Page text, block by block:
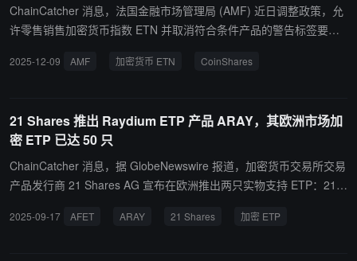
ChainCatcher 消息，法国金融市场管理局 (AMF) 近日调整政策，允
许零售销售加密货币指数 ETN 并取消符合条件产品的警告标签要
行 Nordea 计划于 12 月提供比特币 ETP 的决策形成区域性监管变
美元。欧洲加密货币 ETN 市场今年已记录 25 亿欧元的资金流入，这
些监管调整扩大了潜在市场覆盖范围，包括英国的 1400 万活跃零售
投资者、法国近四分之一持有金融投资的成年人以及北欧地区 900 万
私人客户。
2025-12-09 AMF 加密货币 ETN CoinShares
21 Shares 推出 Raydium ETP 产品 ARAY，其欧洲市场加
密 ETP 已达 50 只
ChainCatcher 消息，据 GlobeNewswire 报道，加密货币交易所交易
产品发行商 21 Shares AG 宣布在欧洲推出两只实物支持 ETP：21 S
Raydium ETP (ARAY)。 前者主要投资去中心化人工智能生态，覆盖
2025-09-17 AFET ARAY 21 Shares 加密 ETP